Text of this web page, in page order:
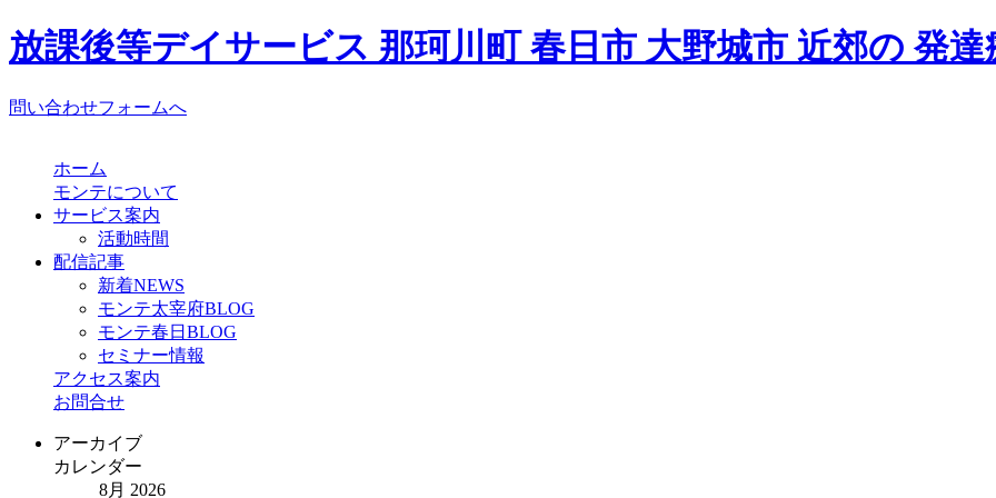
放課後等デイサービス 那珂川町 春日市 大野城市 近郊の 発
問い合わせフォームへ
ホーム
モンテについて
サービス案内
活動時間
配信記事
新着NEWS
モンテ太宰府BLOG
モンテ春日BLOG
セミナー情報
アクセス案内
お問合せ
アーカイブ
カレンダー
8月 2026